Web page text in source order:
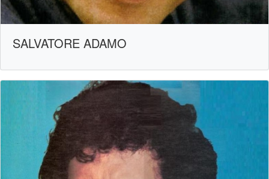
SALVATORE ADAMO